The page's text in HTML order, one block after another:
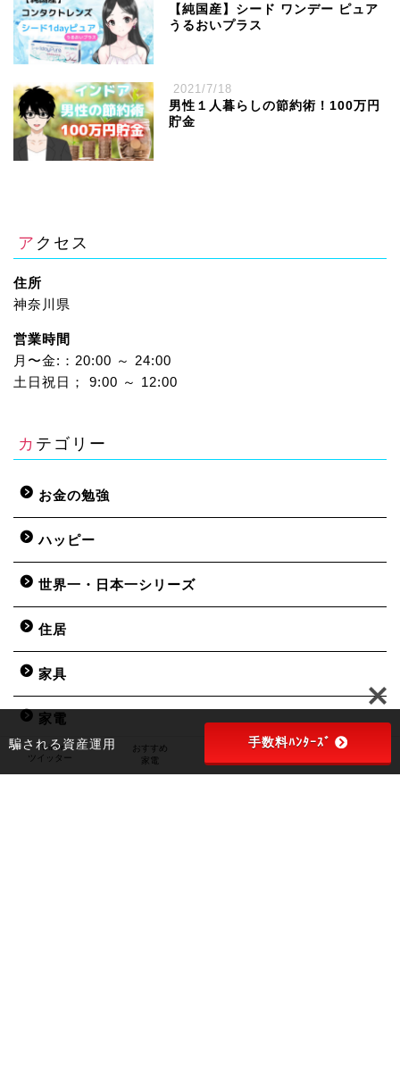
【純国産】シード ワンデー ピュア
うるおいプラス
2021/7/18
男性１人暮らしの節約術！100万円
貯金
アクセス
住所
神奈川県
営業時間
月〜金:：20:00 ～ 24:00
土日祝日； 9:00 ～ 12:00
カテゴリー
お金の勉強
ハッピー
世界一・日本一シリーズ
住居
家具
家電
得するおすすめ品
Twitter
ツイッター
おすすめ
家電
Profile
HOME
騙される資産運用 手数料ﾊﾝﾀｰｽﾞ